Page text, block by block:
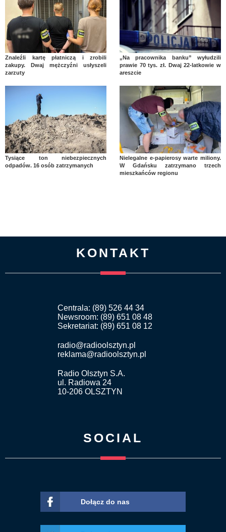
Znaleźli kartę płatniczą i zrobili
zakupy. Dwaj mężczyźni usłyszeli
zarzuty
„Na pracownika banku” wyłudzili
prawie 70 tys. zł. Dwaj 22-latkowie w
areszcie
Tysiące ton niebezpiecznych
odpadów. 16 osób zatrzymanych
Nielegalne e-papierosy warte miliony.
W Gdańsku zatrzymano trzech
mieszkańców regionu
KONTAKT
Centrala: (89) 526 44 34
Newsroom: (89) 651 08 48
Sekretariat: (89) 651 08 12
radio@radioolsztyn.pl
reklama@radioolsztyn.pl
Radio Olsztyn S.A.
ul. Radiowa 24
10-206 OLSZTYN
SOCIAL
Dołącz do nas